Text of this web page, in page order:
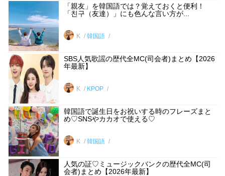
「親友」を韓国語では？覚えておくと便利！
「친구（友達）」にも色んな言い方が...
K 韓国語
SBS人気歌謡の歴代全MC(司会者)まとめ【2026
年最新】
K KPOP
韓国語で誕生日をお祝いする時のフレーズまと
め♡SNSやカカオで使える♡
K 韓国語
人気の証♡ミュージックバンクの歴代全MC(司
会者)まとめ【2026年最新】